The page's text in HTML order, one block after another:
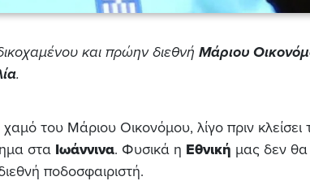
και πρώην διεθνή Μάριου
.
του Μάριου Οικονόμου, λίγο πριν κλείσει
στα Ιωάννινα. Φυσικά η Εθνική μας δεν θα
ποδοσφαιριστή.